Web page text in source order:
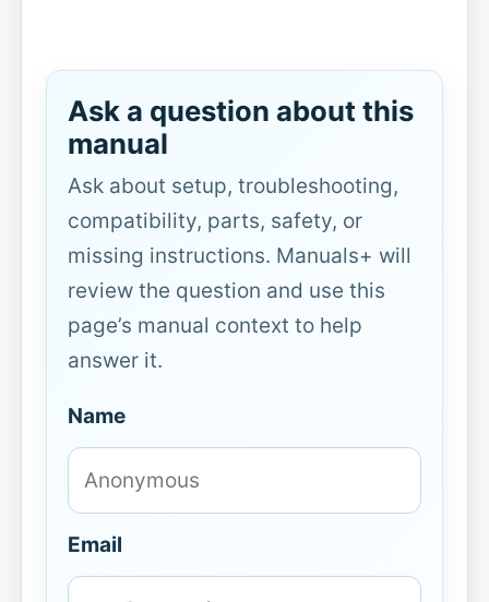
Ask a question about this
manual
Ask about setup, troubleshooting,
compatibility, parts, safety, or
missing instructions. Manuals+ will
review the question and use this
page’s manual context to help
answer it.
Name
Email